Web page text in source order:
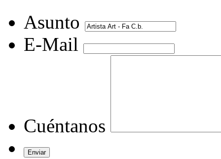
Asunto
E-Mail
Cuéntanos